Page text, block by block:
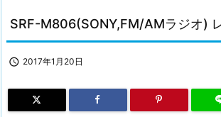
SRF-M806(SONY,FM/AMラジオ)
 2017年1月20日